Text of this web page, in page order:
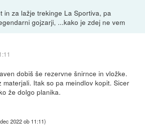
in za lažje trekinge La Sportiva, pa
gojzarji, ...kako je zdej ne vem
dobiš še rezervne šnirnce in vložke.
materjali. Itak so pa meindlov kopit. Sicer
že dolgo planika.
2022 ob 11:11)